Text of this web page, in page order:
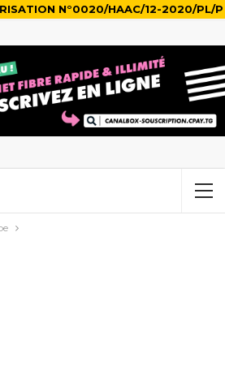
N°0020/HAAC/12-2020/PL/P